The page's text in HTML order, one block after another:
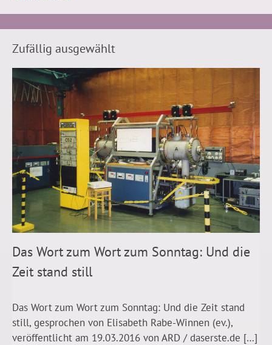
Zufällig ausgewählt
Das Wort zum Wort zum Sonntag: Und die
Zeit stand still
Das Wort zum Wort zum Sonntag: Und die Zeit stand
still, gesprochen von Elisabeth Rabe-Winnen (ev.),
veröffentlicht am 19.03.2016 von ARD / daserste.de […]